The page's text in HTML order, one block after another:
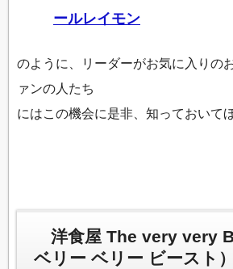
ールレイモン
のように、リーダーがお気に入りの
ァンの人たち
にはこの機会に是非、知っておいて
洋食屋 The very very
ベリー ベリー ビースト